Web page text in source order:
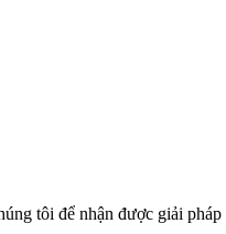
tôi để nhận được giải pháp